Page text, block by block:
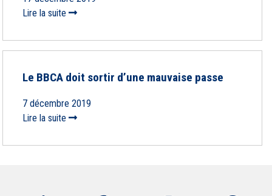
Lire la suite
Le BBCA doit sortir d’une mauvaise passe
7 décembre 2019
Lire la suite